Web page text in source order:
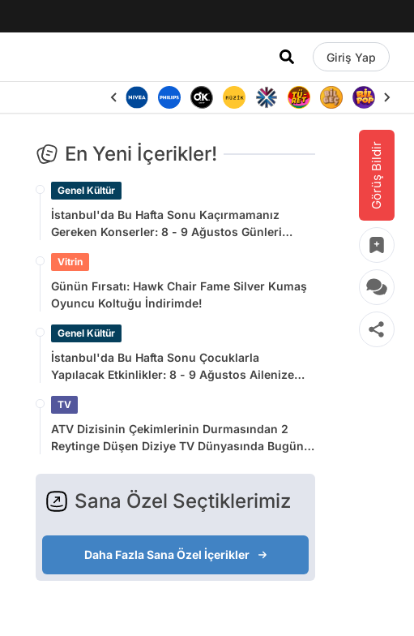
Giriş Yap
Görüş Bildir
En Yeni İçerikler!
Genel Kültür
İstanbul'da Bu Hafta Sonu Kaçırmamanız
Gereken Konserler: 8 - 9 Ağustos Günleri
Vitrin
Günün Fırsatı: Hawk Chair Fame Silver Kumaş
Oyuncu Koltuğu İndirimde!
Genel Kültür
İstanbul'da Bu Hafta Sonu Çocuklarla
Yapılacak Etkinlikler: 8 - 9 Ağustos Ailenize
TV
ATV Dizisinin Çekimlerinin Durmasından 2
Reytinge Düşen Diziye TV Dünyasında Bugün
Sana Özel Seçtiklerimiz
Daha Fazla Sana Özel İçerikler